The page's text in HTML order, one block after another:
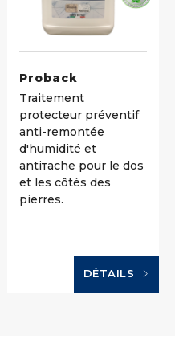
Proback
Traitement
protecteur préventif
anti-remontée
d'humidité et
antiтache pour le dos
et les côtés des
pierres.
DÉTAILS